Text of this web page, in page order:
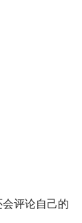
评论自己的